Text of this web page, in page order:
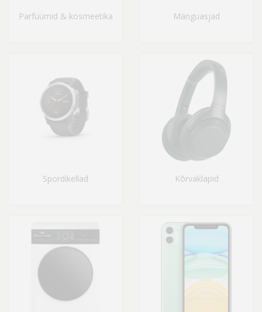
Parfüümid & kosmeetika Mänguasjad
Spordikellad Kõrvaklapid